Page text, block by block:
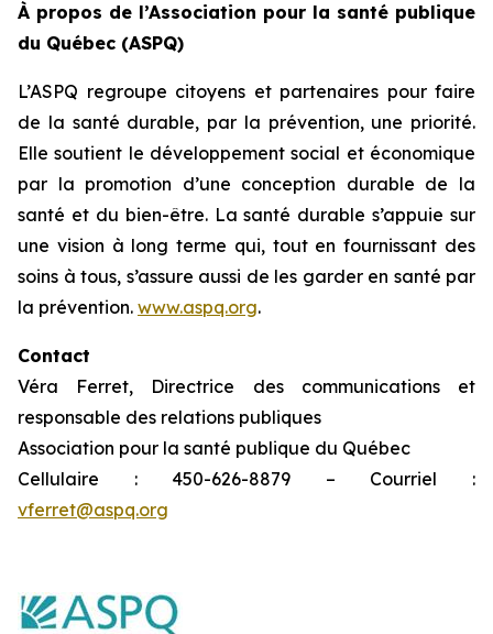
À propos de l’Association pour la santé publique
du Québec (ASPQ)
L’ASPQ regroupe citoyens et partenaires pour faire
de la santé durable, par la prévention, une priorité.
Elle soutient le développement social et économique
par la promotion d’une conception durable de la
santé et du bien-être. La santé durable s’appuie sur
une vision à long terme qui, tout en fournissant des
soins à tous, s’assure aussi de les garder en santé par
la prévention. www.aspq.org.
Contact
Véra Ferret, Directrice des communications et
responsable des relations publiques
Association pour la santé publique du Québec
Cellulaire : 450-626-8879 – Courriel :
vferret@aspq.org